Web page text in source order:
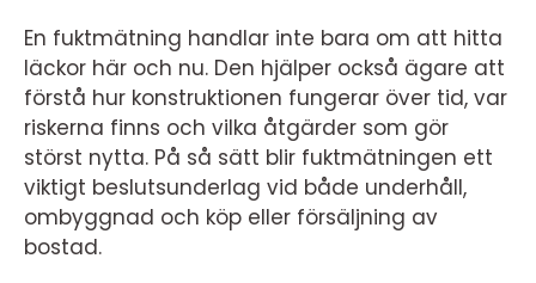
En fuktmätning handlar inte bara om att hitta
läckor här och nu. Den hjälper också ägare att
förstå hur konstruktionen fungerar över tid, var
riskerna finns och vilka åtgärder som gör
störst nytta. På så sätt blir fuktmätningen ett
viktigt beslutsunderlag vid både underhåll,
ombyggnad och köp eller försäljning av
bostad.